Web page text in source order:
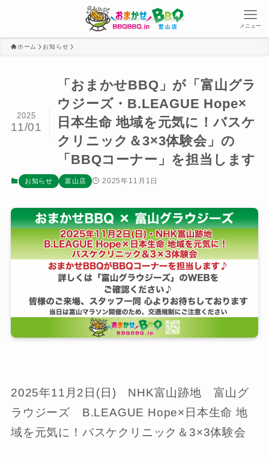
メニュー
ホーム お知らせ
「おまかせBBQ」が「富山グラ
ウジーズ・B.LEAGUE Hope×
日本生命 地域を元気に！バスケ
クリニック＆3×3体験会」の
「BBQコーナー」を担当します
2025
11/01
お知らせ 富山店 2025年11月1日
2025年11月2日(日) NHK富山跡地 富山グ
ラウジーズ B.LEAGUE Hope×日本生命 地
域を元気に！バスケクリニック＆3×3体験会